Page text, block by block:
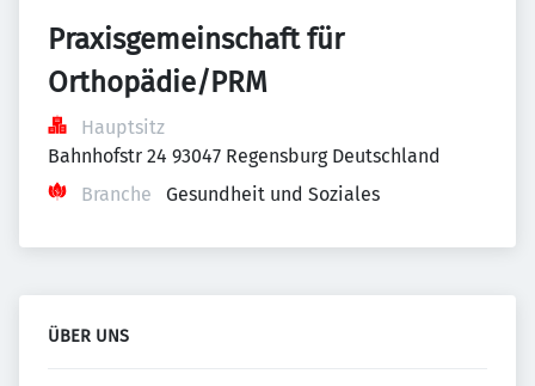
Praxisgemeinschaft für
Orthopädie/PRM
Hauptsitz
Bahnhofstr 24 93047 Regensburg Deutschland
Branche
Gesundheit und Soziales
ÜBER UNS